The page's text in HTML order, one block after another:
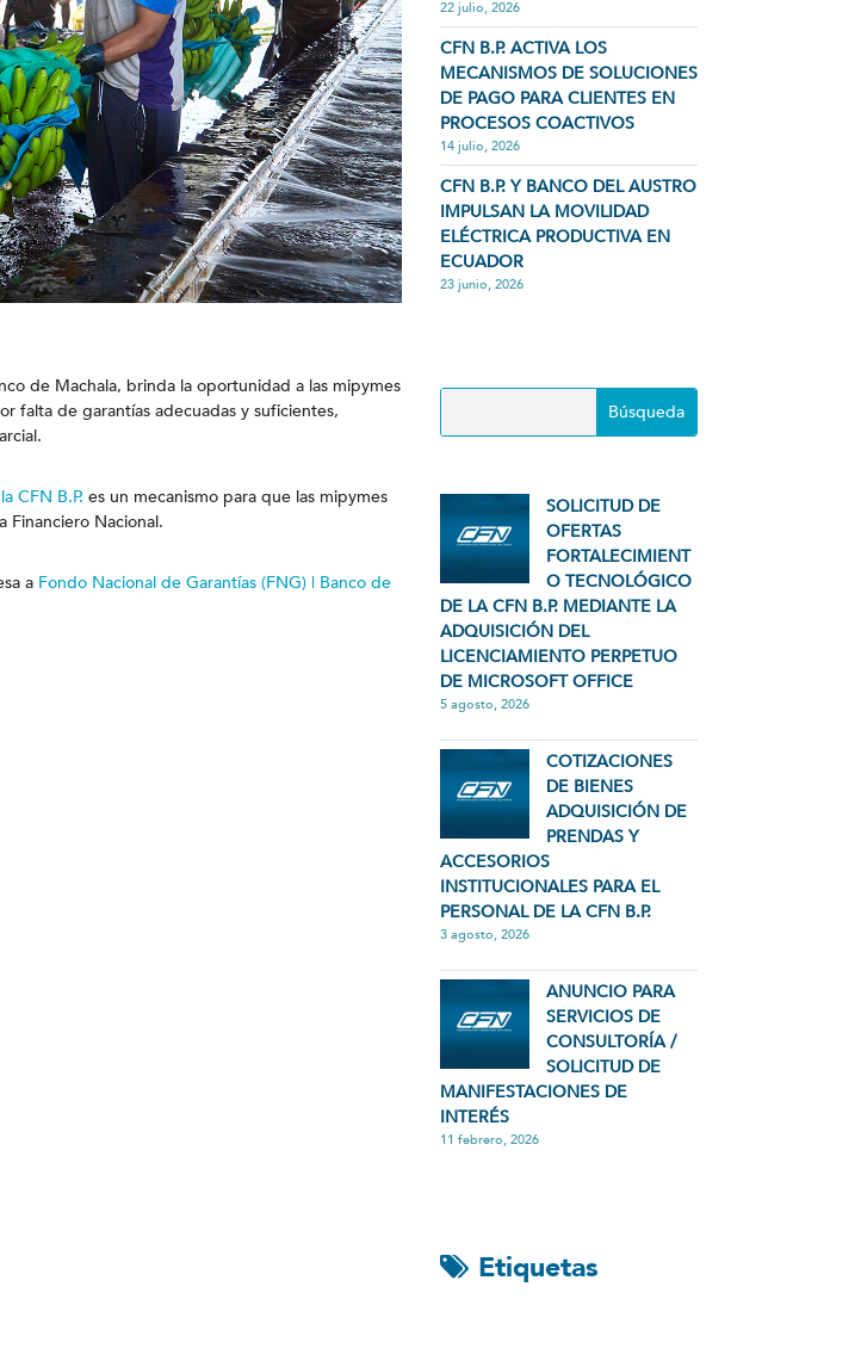
de Machala, brinda la oportunidad a las mipymes
falta de garantías adecuadas y suficientes,
CFN B.P. es un mecanismo para que las mipymes
Financiero Nacional.
a Fondo Nacional de Garantías (FNG) | Banco de
22 julio, 2026
CFN B.P. ACTIVA LOS
MECANISMOS DE SOLUCIONES
DE PAGO PARA CLIENTES EN
PROCESOS COACTIVOS
14 julio, 2026
CFN B.P. Y BANCO DEL AUSTRO
IMPULSAN LA MOVILIDAD
ELÉCTRICA PRODUCTIVA EN
ECUADOR
23 junio, 2026
SOLICITUD DE
OFERTAS
FORTALECIMIENT
O TECNOLÓGICO
DE LA CFN B.P. MEDIANTE LA
ADQUISICIÓN DEL
LICENCIAMIENTO PERPETUO
DE MICROSOFT OFFICE
5 agosto, 2026
COTIZACIONES
DE BIENES
ADQUISICIÓN DE
PRENDAS Y
ACCESORIOS
INSTITUCIONALES PARA EL
PERSONAL DE LA CFN B.P.
3 agosto, 2026
ANUNCIO PARA
SERVICIOS DE
CONSULTORÍA /
SOLICITUD DE
MANIFESTACIONES DE
INTERÉS
11 febrero, 2026
Etiquetas